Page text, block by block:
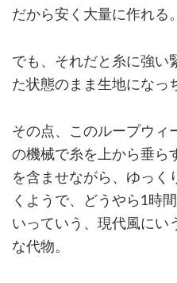
だから安く大量に作れる。
でも、それだと糸に強い
た状態のまま生地になっ
その点、このループウィ
の機械で糸を上から垂ら
を含ませながら、ゆっく
くようで、どうやら1時
いっていう、現代風にい
な代物。